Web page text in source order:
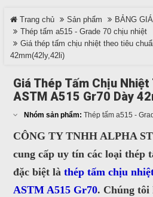
Trang chủ Sản phẩm
BẢNG
Thép tấm a515 - Grade 70 chịu nhiệt
Giá thép tấm chịu nhiệt theo tiêu
42mm(42ly,42li)
Giá Thép Tấm Chịu
ASTM A515 Gr70 Dày
Nhóm sản phẩm: Thép tấm a515 -
CÔNG TY TNHH ALPHA
cung cấp uy tín các loại thép
đặc biệt là thép tấm chịu
ASTM A515 Gr70. Chúng tôi
Facebook
Google
Twitter
LinkedIn
LIÊN HỆ
0937 682 789